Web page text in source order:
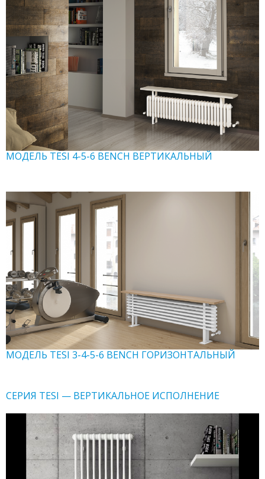
МОДЕЛЬ TESI 4-5-6 BENCH ВЕРТИКАЛЬНЫЙ
МОДЕЛЬ TESI 3-4-5-6 BENCH ГОРИЗОНТАЛЬНЫЙ
СЕРИЯ TESI — ВЕРТИКАЛЬНОЕ ИСПОЛНЕНИЕ